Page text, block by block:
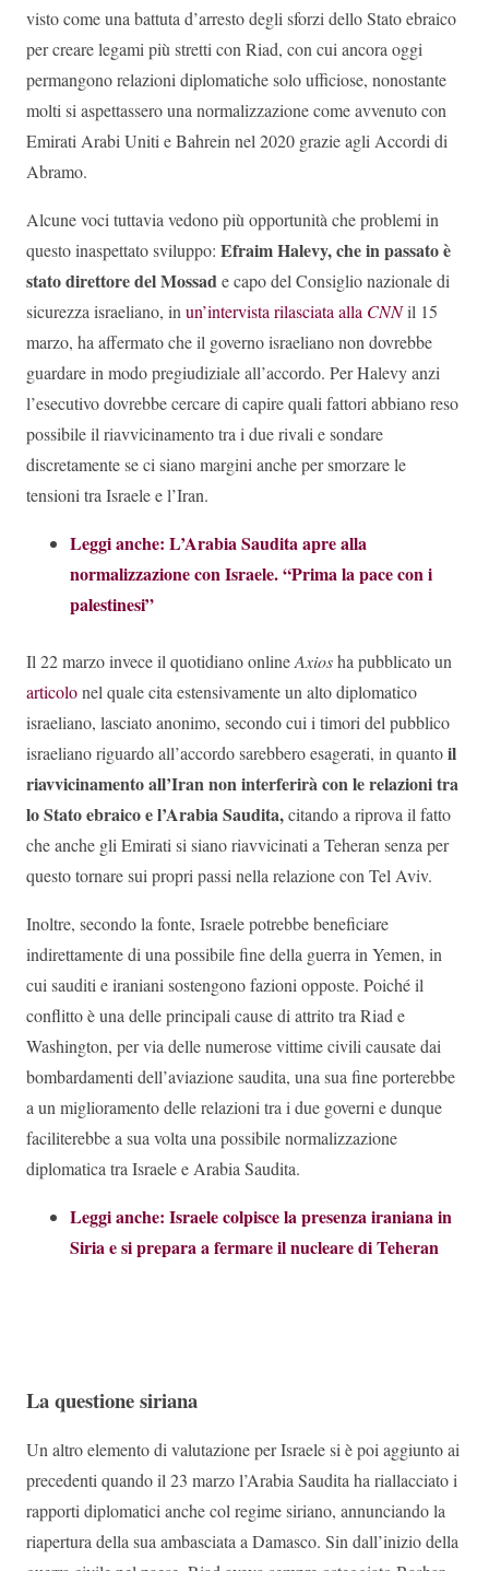
visto come una battuta d’arresto degli sforzi dello Stato ebraico
per creare legami più stretti con Riad, con cui ancora oggi
permangono relazioni diplomatiche solo ufficiose, nonostante
molti si aspettassero una normalizzazione come avvenuto con
Emirati Arabi Uniti e Bahrein nel 2020 grazie agli Accordi di
Abramo.
Alcune voci tuttavia vedono più opportunità che problemi in
questo inaspettato sviluppo: Efraim Halevy, che in passato è
stato direttore del Mossade capo del Consiglio nazionale di
sicurezza israeliano, in un’intervista rilasciata alla CNNil 15
marzo, ha affermato che il governo israeliano non dovrebbe
guardare in modo pregiudiziale all’accordo. Per Halevy anzi
l’esecutivo dovrebbe cercare di capire quali fattori abbiano reso
possibile il riavvicinamento tra i due rivali e sondare
discretamente se ci siano margini anche per smorzare le
tensioni tra Israele e l’Iran.
Leggi anche: L’Arabia Saudita apre alla
normalizzazione con Israele. “Prima la pace con i
palestinesi”
Il 22 marzo invece il quotidiano onlineAxiosha pubblicato un
articolonel quale cita estensivamente un alto diplomatico
israeliano, lasciato anonimo, secondo cui i timori del pubblico
israeliano riguardo all’accordo sarebbero esagerati, in quantoil
riavvicinamento all’Iran non interferirà con le relazioni tra
lo Stato ebraico e l’Arabia Saudita,citando a riprova il fatto
che anche gli Emirati si siano riavvicinati a Teheran senza per
questo tornare sui propri passi nella relazione con Tel Aviv.
Inoltre, secondo la fonte, Israele potrebbe beneficiare
indirettamente di una possibile fine della guerra in Yemen, in
cui sauditi e iraniani sostengono fazioni opposte. Poiché il
conflitto è una delle principali cause di attrito tra Riad e
Washington, per via delle numerose vittime civili causate dai
bombardamenti dell’aviazione saudita, una sua fine porterebbe
a un miglioramento delle relazioni tra i due governi e dunque
faciliterebbe a sua volta una possibile normalizzazione
diplomatica tra Israele e Arabia Saudita.
Leggi anche: Israele colpisce la presenza iraniana in
Siria e si prepara a fermare il nucleare di Teheran
La questione siriana
Un altro elemento di valutazione per Israele si è poi aggiunto ai
precedenti quando il 23 marzo l’Arabia Saudita ha riallacciato i
rapporti diplomatici anche col regime siriano, annunciando la
riapertura della sua ambasciata a Damasco. Sin dall’inizio della